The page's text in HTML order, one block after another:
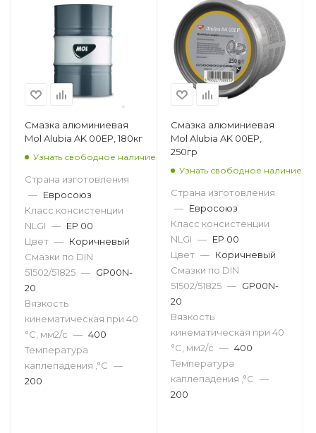
Смазка алюминиевая
Mol Alubia AK 00EP, 180кг
Узнать свободное наличие
Страна изготовления
— Евросоюз
Класс консистенции
NLGI — EP 00
Цвет — Коричневый
Смазки по DIN
51502/51825 — GP00N-
20
Вязкость
кинематическая при 40
°С, мм2/с — 400
Температура
каплепадения ,°C —
200
Смазка алюминиевая
Mol Alubia AK 00EP,
250гр
Узнать свободное наличие
Страна изготовления
— Евросоюз
Класс консистенции
NLGI — EP 00
Цвет — Коричневый
Смазки по DIN
51502/51825 — GP00N-
20
Вязкость
кинематическая при 40
°С, мм2/с — 400
Температура
каплепадения ,°C —
200